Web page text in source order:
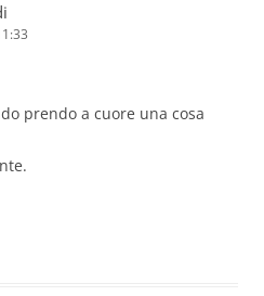
prendo a cuore una cosa